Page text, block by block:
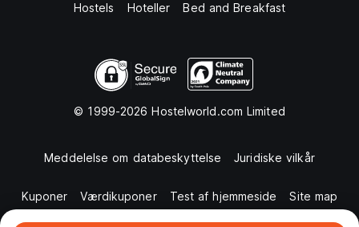
Hostels Hoteller Bed and Breakfast
© 1999-2026 Hostelworld.com Limited
Meddelelse om databeskyttelse Juridiske vilkår
Kuponer Værdikuponer Test af hjemmeside Site map